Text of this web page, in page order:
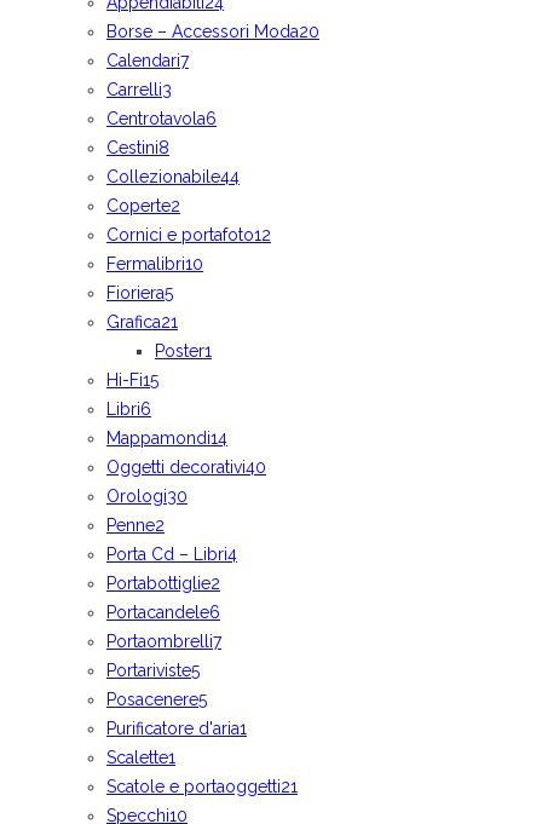
Borse – Accessori Moda20
Calendari7
Carrelli3
Centrotavola6
Cestini8
Collezionabile44
Coperte2
Cornici e portafoto12
Fermalibri10
Fioriera5
Grafica21
Poster1
Hi-Fi15
Libri6
Mappamondi14
Oggetti decorativi40
Orologi30
Penne2
Porta Cd – Libri4
Portabottiglie2
Portacandele6
Portaombrelli7
Portariviste5
Posacenere5
Purificatore d'aria1
Scalette1
Scatole e portaoggetti21
Specchi10